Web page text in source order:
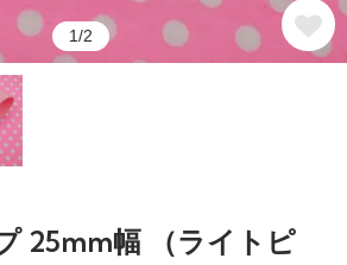
1/2
25mm幅 （ライトピ